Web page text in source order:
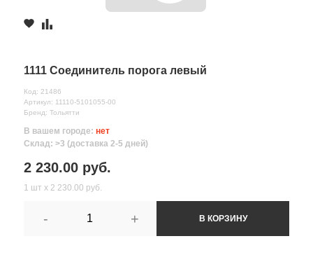
1111 Соединитель порога левый
Код: 21486
Артикул: 11110-5101055-00
Бренд: Тольятти
В вашем городе: нет
Склад: >3 (доставка 2-5 дней)
2 230.00 руб.
1 шт х 2 230.00 руб.
- + В КОРЗИНУ